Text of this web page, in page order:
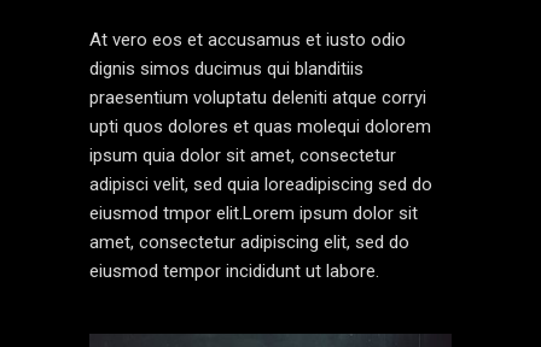
At vero eos et accusamus et iusto odio
dignis simos ducimus qui blanditiis
praesentium voluptatu deleniti atque corryi
upti quos dolores et quas molequi dolorem
ipsum quia dolor sit amet, consectetur
adipisci velit, sed quia loreadipiscing sed do
eiusmod tmpor elit.Lorem ipsum dolor sit
amet, consectetur adipiscing elit, sed do
eiusmod tempor incididunt ut labore.